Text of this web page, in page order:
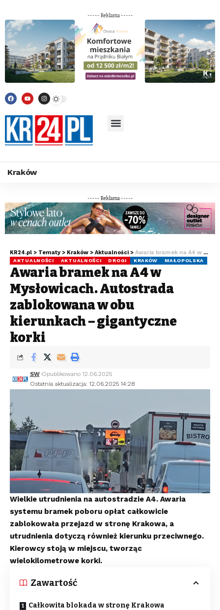
----- Reklama -----
Kraków
----- Reklama -----
KR24.pl > Tematy > Kraków > Aktualności > Awaria bramek na A4 w Mysłowicach. Autostrada zablokowana w obu kierunkach – gigantyczne korki
AKTUALNOŚCI AKTUALNOŚCI DROGI KRAKÓW MAŁOPOLSKA
Awaria bramek na A4 w
Mysłowicach. Autostrada
zablokowana w obu
kierunkach – gigantyczne
korki
Ostatnia aktualizacja: 12.06.2025 14:28
SW Opublikowano 12.06.2025
Wielkie utrudnienia na autostradzie A4. Awaria
systemu bramek poboru opłat całkowicie
zablokowała przejazd w stronę Krakowa, a
utrudnienia dotyczą również kierunku przeciwnego.
Kierowcy stoją w miejscu, tworząc
wielokilometrowe korki.
Zawartość
Całkowita blokada w stronę Krakowa